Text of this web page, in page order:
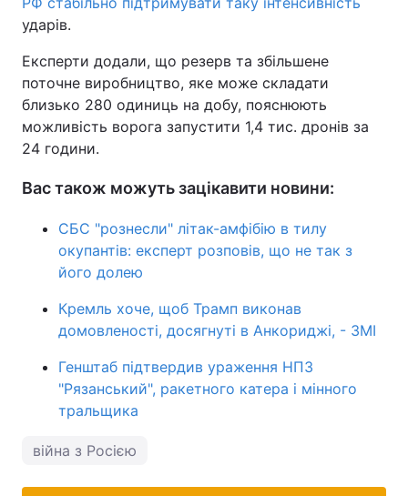
ударів.
Експерти додали, що резерв та збільшене
поточне виробництво, яке може складати
близько 280 одиниць на добу, пояснюють
можливість ворога запустити 1,4 тис. дронів за
24 години.
Вас також можуть зацікавити новини:
СБС "рознесли" літак-амфібію в тилу
окупантів: експерт розповів, що не так з
його долею
Кремль хоче, щоб Трамп виконав
домовленості, досягнуті в Анкориджі, - ЗМІ
Генштаб підтвердив ураження НПЗ
"Рязанський", ракетного катера і мінного
тральщика
війна з Росією